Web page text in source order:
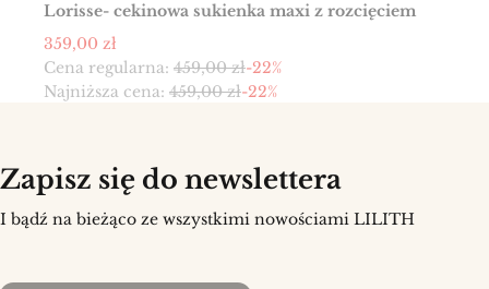
Lorisse- cekinowa sukienka maxi z rozcięciem
różowe złoto
Cena promocyjna
359,00 zł
Cena regularna: 459,00 zł-22%
Najniższa cena: 459,00 zł-22%
Zapisz się do newslettera
I bądź na bieżąco ze wszystkimi nowościami LILITH